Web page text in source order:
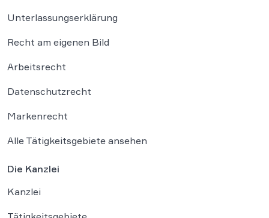
Unterlassungserklärung
Recht am eigenen Bild
Arbeitsrecht
Datenschutzrecht
Markenrecht
Alle Tätigkeitsgebiete ansehen
Die Kanzlei
Kanzlei